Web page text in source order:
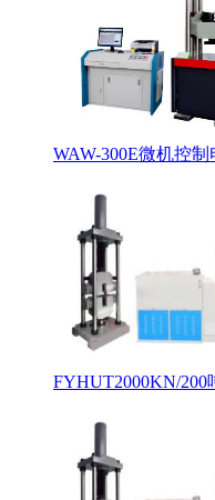
WAW-300E微机控
FYHUT2000KN/